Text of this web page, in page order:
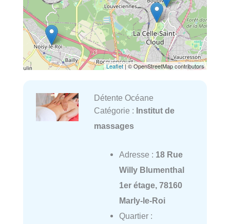
Leaflet| © OpenStreetMap contributors
Détente Océane
Catégorie : Institut de
massages
Adresse : 18 Rue
Willy Blumenthal
1er étage, 78160
Marly-le-Roi
Quartier :